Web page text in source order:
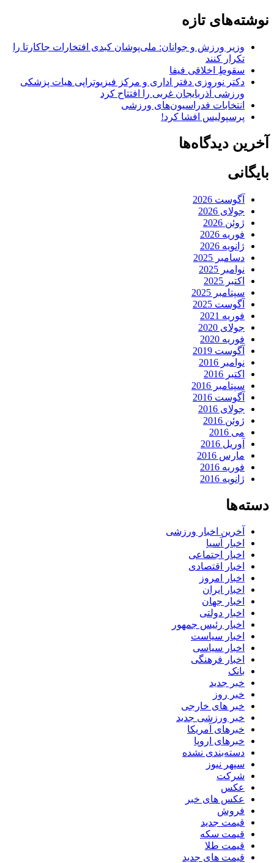
نوشته‌های تازه
وزیر ورزش و جوانان: ملی‌پوشان کبدی افتخارات جاکارتا را
تکرار کنند
سقوطِ اخلاقی فیفا
دکتر نوروزی دفتر اداری و مرکز فیزیوتراپی هیات پزشکی
ورزشی آذربایجان غربی را افتتاح کرد
انتخابات فدراسیون‌های ورزشی
پرسپولیس افشا کرد!
آخرین دیدگاه‌ها
بایگانی
آگوست 2026
جولای 2026
ژوئن 2026
فوریه 2026
ژانویه 2026
دسامبر 2025
نوامبر 2025
اکتبر 2025
سپتامبر 2025
آگوست 2025
فوریه 2021
جولای 2020
فوریه 2020
آگوست 2019
نوامبر 2016
اکتبر 2016
سپتامبر 2016
آگوست 2016
جولای 2016
ژوئن 2016
می 2016
آوریل 2016
مارس 2016
فوریه 2016
ژانویه 2016
دسته‌ها
آخرین اخبار ورزشی
اخبار آسیا
اخبار اجتماعی
اخبار اقتصادی
اخبار امروز
اخبار ایران
اخبار جهان
اخبار دولتی
اخبار رئیس جمهور
اخبار سیاست
اخبار سیاسی
اخبار فرهنگی
بانک
خبر جدید
خبر روز
خبر های خارجی
خبر ورزشی جدید
خبرهای آمریکا
خبرهای اروپا
دسته‌بندی نشده
سپهر نیوز
شرکت
عکس
عکس های خبر
فروش
قیمت جدید
قیمت سکه
قیمت طلا
قیمت های جدید